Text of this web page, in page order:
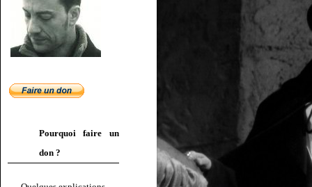
Pourquoi faire un
don ?